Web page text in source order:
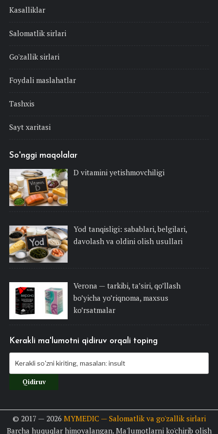
Kasalliklar
Salomatlik sirlari
Go'zallik sirlari
Foydali maslahatlar
Tashxis
Sayt xaritasi
So'nggi maqolalar
D vitamini yetishmovchiligi
Yod tanqisligi: sabablari, belgilari,
davolash va oldini olish usullari
Verona — tarkibi, ta’siri, qo’llash
bo’yicha yo’riqnoma, maxsus
ko’rsatmalar
Kerakli ma'lumotni qidiruv orqali toping
© 2017 — 2026 MYMEDIC — Salomatlik va go'zallik sirlari
Barcha huquqlar himoyalangan. Ma'lumotlarni ko'chirib olish